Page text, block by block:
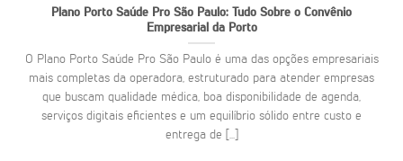
Plano Porto Saúde Pro São Paulo: Tudo Sobre o Convênio
Empresarial da Porto
O Plano Porto Saúde Pro São Paulo é uma das opções empresariais
mais completas da operadora, estruturado para atender empresas
que buscam qualidade médica, boa disponibilidade de agenda,
serviços digitais eficientes e um equilíbrio sólido entre custo e
entrega de [...]